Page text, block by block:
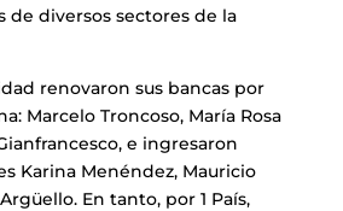
de diversos sectores de la
renovaron sus bancas por
Marcelo Troncoso, María Rosa
e ingresaron
Karina Menéndez, Mauricio
En tanto, por 1 País,